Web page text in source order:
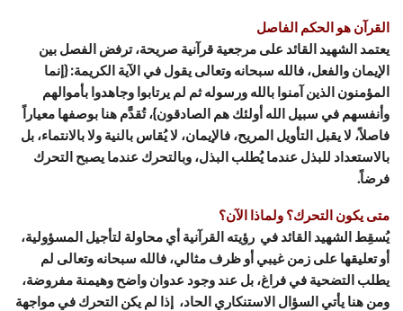
القرآن هو الحكم الفاصل
يعتمد الشهيد القائد على مرجعية قرآنية صريحة، ترفض الفصل بين
الإيمان والفعل، فالله سبحانه وتعالى يقول في الآية الكريمة: {إنما
المؤمنون الذين آمنوا بالله ورسوله ثم لم يرتابوا وجاهدوا بأموالهم
وأنفسهم في سبيل الله أولئك هم الصادقون}، تُقدَّم هنا بوصفها معياراً
فاصلاً، لا يقبل التأويل المريح، فالإيمان، لا يُقاس بالنية ولا بالانتماء، بل
بالاستعداد للبذل عندما يُطلب البذل، وبالتحرك عندما يصبح التحرك
فرضاً.
متى يكون التحرك؟ ولماذا الآن؟
يُسقِط الشهيد القائد في رؤيته القرآنية أي محاولة لتأجيل المسؤولية،
أو تعليقها على زمن غيبي أو ظرف مثالي، فالله سبحانه وتعالى لم
يطلب التضحية في فراغ، بل عند وجود عدوان واضح وهيمنة مفروضة،
ومن هنا يأتي السؤال الاستنكاري الحاد، إذا لم يكن التحرك في مواجهة